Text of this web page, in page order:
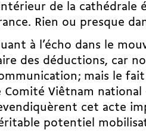
de la cathédrale
Rien ou presque
à l’écho dans le
des déductions, car
; mais le
Comité Viêtnam
cet acte
potentiel